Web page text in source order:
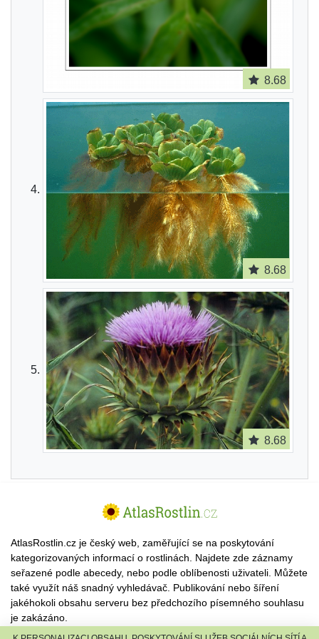
8.68
8.68
8.68
AtlasRostlin.cz je český web, zaměřující se na poskytování
kategorizovaných informací o rostlinách. Najdete zde záznamy
seřazené podle abecedy, nebo podle oblíbenosti uživateli. Můžete
také využít náš snadný vyhledávač. Publikování nebo šíření
jakéhokoli obsahu serveru bez předchozího písemného souhlasu
je zakázáno.